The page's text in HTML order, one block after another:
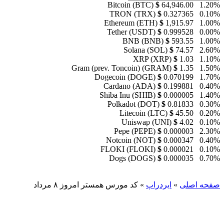
Bitcoin (BTC) $ 64,946.00
1.20%
TRON (TRX) $ 0.327365
0.10%
Ethereum (ETH) $ 1,915.97
1.00%
Tether (USDT) $ 0.999528
0.00%
BNB (BNB) $ 593.55
1.00%
Solana (SOL) $ 74.57
2.60%
XRP (XRP) $ 1.03
1.10%
Gram (prev. Toncoin) (GRAM) $ 1.35
1.50%
Dogecoin (DOGE) $ 0.070199
1.70%
Cardano (ADA) $ 0.199881
0.40%
Shiba Inu (SHIB) $ 0.000005
1.40%
Polkadot (DOT) $ 0.81833
0.30%
Litecoin (LTC) $ 45.50
0.20%
Uniswap (UNI) $ 4.02
0.10%
Pepe (PEPE) $ 0.000003
2.30%
Notcoin (NOT) $ 0.000347
0.40%
FLOKI (FLOKI) $ 0.000021
0.10%
Dogs (DOGS) $ 0.000035 0.70%
صفحه اصلی » ایردراپ » کد مورس همستر امروز ۸ مرداد